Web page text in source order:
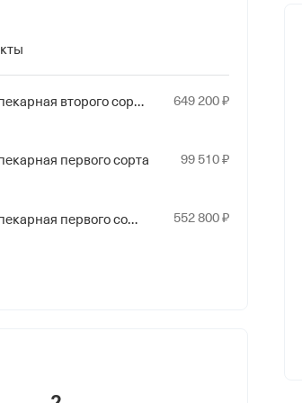
в ПФР
и Социального Страхования
Мука пшеничная хлебопекарная второго сорта 649 200₽
первого сорта 99 510₽
Мука пшеничная хлебопекарная первого сорта 552800₽